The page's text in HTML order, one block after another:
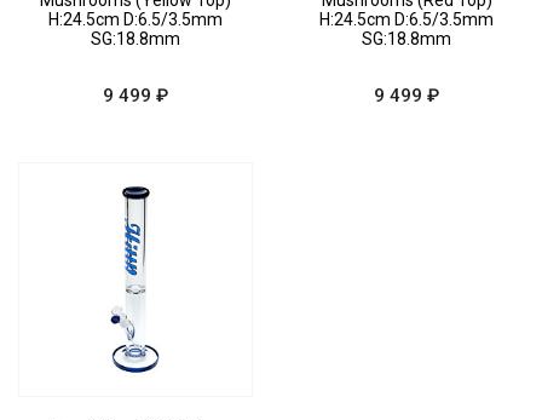
H:24.5cm D:6.5/3.5mm
SG:18.8mm
9 499 ₽
H:24.5cm D:6.5/3.5mm
SG:18.8mm
9 499 ₽